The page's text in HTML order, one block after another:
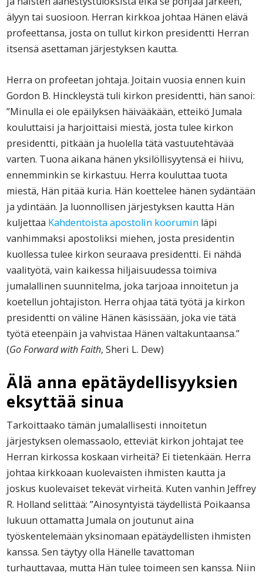
älyyn tai suosioon. Herran kirkkoa johtaa Hänen elävä
profeettansa, josta on tullut kirkon presidentti Herran
itsensä asettaman järjestyksen kautta.
Herra on profeetan johtaja. Joitain vuosia ennen kuin
Gordon B. Hinckleystä tuli kirkon presidentti, hän sanoi:
”Minulla ei ole epäilyksen häivääkään, etteikö Jumala
kouluttaisi ja harjoittaisi miestä, josta tulee kirkon
presidentti, pitkään ja huolella tätä vastuutehtävää
varten. Tuona aikana hänen yksilöllisyytensä ei hiivu,
ennemminkin se kirkastuu. Herra kouluttaa tuota
miestä, Hän pitää kuria. Hän koettelee hänen sydäntään
ja ydintään. Ja luonnollisen järjestyksen kautta Hän
kuljettaa Kahdentoista apostolin koorumin läpi
vanhimmaksi apostoliksi miehen, josta presidentin
kuollessa tulee kirkon seuraava presidentti. Ei nähdä
vaalityötä, vain kaikessa hiljaisuudessa toimiva
jumalallinen suunnitelma, joka tarjoaa innoitetun ja
koetellun johtajiston. Herra ohjaa tätä työtä ja kirkon
presidentti on väline Hänen käsissään, joka vie tätä
työtä eteenpäin ja vahvistaa Hänen valtakuntaansa.”
(Go Forward with Faith, Sheri L. Dew)
Älä anna epätäydellisyyksien
eksyttää sinua
Tarkoittaako tämän jumalallisesti innoitetun
järjestyksen olemassaolo, etteviät kirkon johtajat tee
Herran kirkossa koskaan virheitä? Ei tietenkään. Herra
johtaa kirkkoaan kuolevaisten ihmisten kautta ja
joskus kuolevaiset tekevät virheitä. Kuten vanhin Jeffrey
R. Holland selittää: ”Ainosyntyistä täydellistä Poikaansa
lukuun ottamatta Jumala on joutunut aina
työskentelemään yksinomaan epätäydellisten ihmisten
kanssa. Sen täytyy olla Hänelle tavattoman
turhauttavaa, mutta Hän tulee toimeen sen kanssa. Niin